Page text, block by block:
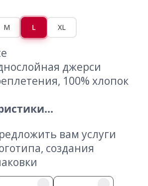
M L XL
джерси
100% хлопок
вам услуги
создания